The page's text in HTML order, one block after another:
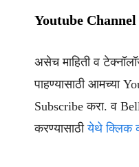
Youtube Channel
असेच माहिती व
पाहण्यासाठी आमच्या
Subscribe करा. व
करण्यासाठीयेथे क्लिक